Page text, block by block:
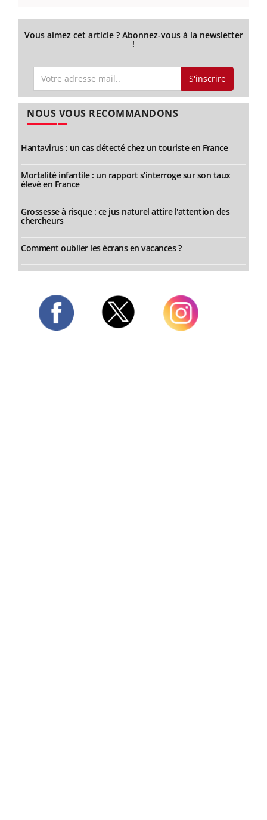
Vous aimez cet article ? Abonnez-vous à la newsletter
!
S'inscrire
NOUS VOUS RECOMMANDONS
Hantavirus : un cas détecté chez un touriste en France
Mortalité infantile : un rapport s’interroge sur son taux
élevé en France
Grossesse à risque : ce jus naturel attire l'attention des
chercheurs
Comment oublier les écrans en vacances ?